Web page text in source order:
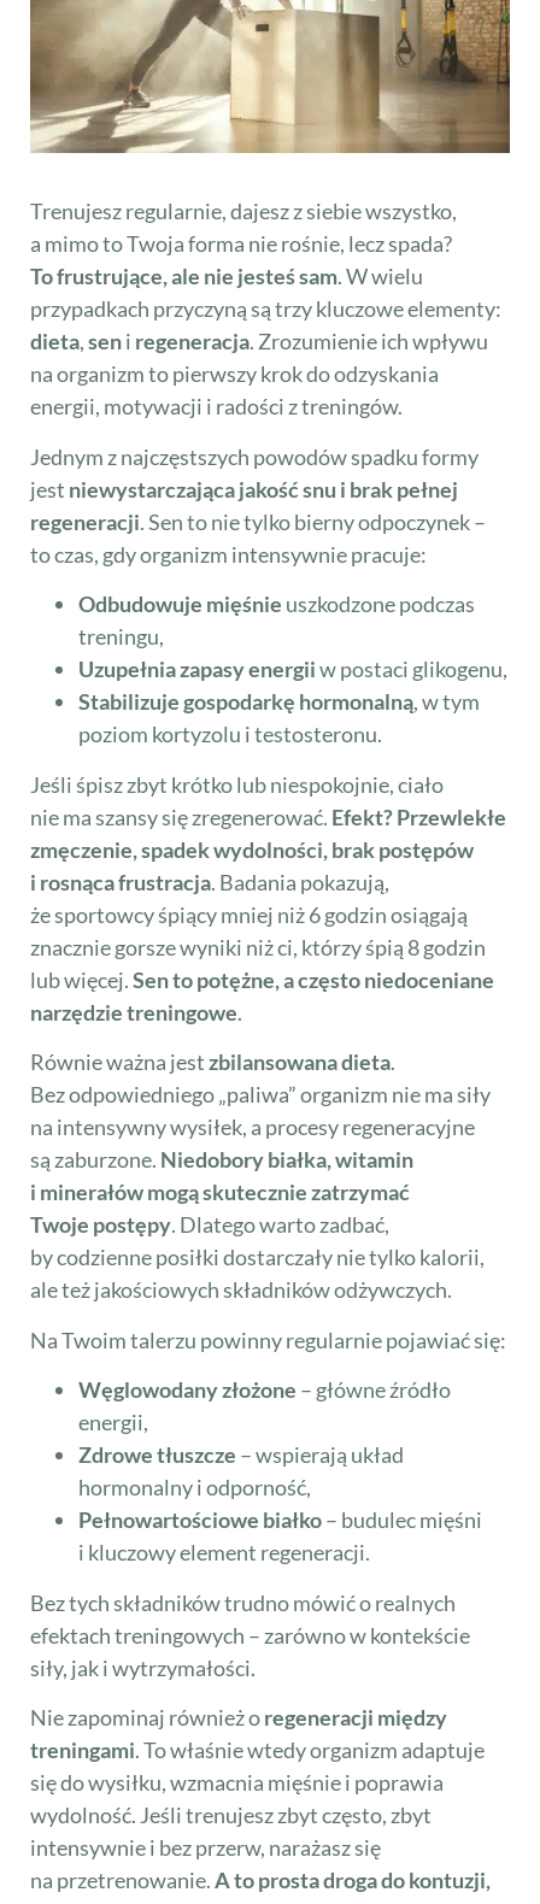
Trenujesz regularnie, dajesz z siebie wszystko,
a mimo to Twoja forma nie rośnie, lecz spada?
To frustrujące, ale nie jesteś sam. W wielu
przypadkach przyczyną są trzy kluczowe elementy:
dieta,seni regeneracja. Zrozumienie ich wpływu
na organizm to pierwszy krok do odzyskania
energii, motywacji i radości z treningów.
Jednym z najczęstszych powodów spadku formy
jest niewystarczająca jakość snu i brak pełnej
regeneracji. Sen to nie tylko bierny odpoczynek –
to czas, gdy organizm intensywnie pracuje:
Odbudowuje mięśnie uszkodzone podczas
treningu,
Uzupełnia zapasy energiiw postaci glikogenu,
Stabilizuje gospodarkę hormonalną, w tym
poziom kortyzolu i testosteronu.
Jeśli śpisz zbyt krótko lub niespokojnie, ciało
nie ma szansy się zregenerować. Efekt? Przewlekłe
zmęczenie, spadek wydolności, brak postępów
i rosnąca frustracja. Badania pokazują,
że sportowcy śpiący mniej niż 6 godzin osiągają
znacznie gorsze wyniki niż ci, którzy śpią 8 godzin
lub więcej.Sen to potężne, a często niedoceniane
narzędzie treningowe.
Równie ważna jestzbilansowana dieta.
Bez odpowiedniego „paliwa” organizm nie ma siły
na intensywny wysiłek, a procesy regeneracyjne
są zaburzone. Niedobory białka, witamin
i minerałów mogą skutecznie zatrzymać
Twoje postępy. Dlatego warto zadbać,
by codzienne posiłki dostarczały nie tylko kalorii,
ale też jakościowych składników odżywczych.
Na Twoim talerzu powinny regularnie pojawiać się:
Węglowodany złożone – główne źródło
energii,
Zdrowe tłuszcze – wspierają układ
hormonalny i odporność,
Pełnowartościowe białko– budulec mięśni
i kluczowy element regeneracji.
Bez tych składników trudno mówić o realnych
efektach treningowych – zarówno w kontekście
siły, jak i wytrzymałości.
Nie zapominaj również oregeneracji między
treningami. To właśnie wtedy organizm adaptuje
się do wysiłku, wzmacnia mięśnie i poprawia
wydolność. Jeśli trenujesz zbyt często, zbyt
intensywnie i bez przerw, narażasz się
na przetrenowanie.A to prosta droga do kontuzji,